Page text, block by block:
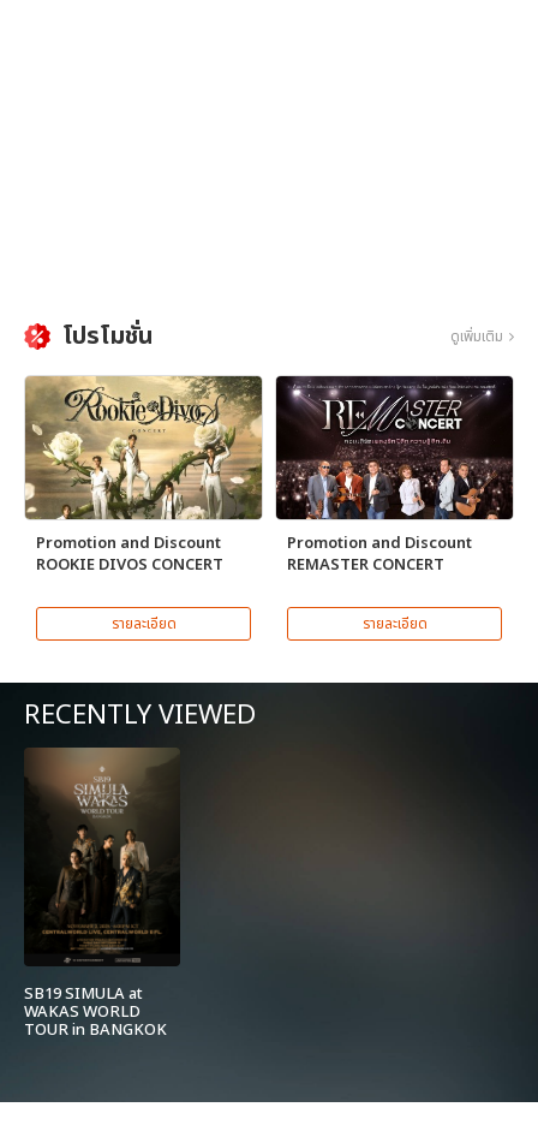
โปรโมชั่น ดูเพิ่มเติม
Promotion and Discount
ROOKIE DIVOS CONCERT
รายละเอียด
Promotion and Discount
REMASTER CONCERT
รายละเอียด
RECENTLY VIEWED
SB19 SIMULA at
WAKAS WORLD
TOUR in BANGKOK